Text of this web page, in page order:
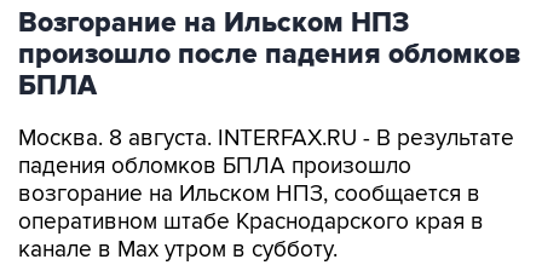
Возгорание на Ильском НПЗ
произошло после падения обломков
БПЛА
Москва. 8 августа. INTERFAX.RU - В результате
падения обломков БПЛА произошло
возгорание на Ильском НПЗ, сообщается в
оперативном штабе Краснодарского края в
канале в Max утром в субботу.